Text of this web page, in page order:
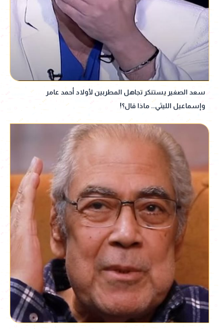
سعد الصغير يستنكر تجاهل المطربين لأولاد أحمد عامر
وإسماعيل الليثي.. ماذا قال؟!